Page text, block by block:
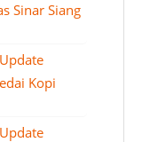
Sinar Siang
Kopi